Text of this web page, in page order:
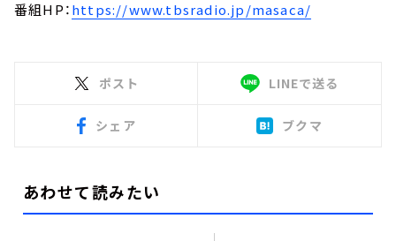
番組HP：https://www.tbsradio.jp/masaca/
ポスト LINEで送る
シェア ブクマ
あわせて読みたい